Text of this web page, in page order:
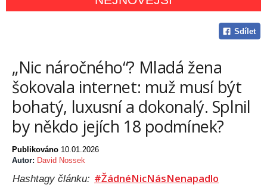
Sdílet
„Nic náročného“? Mladá žena
šokovala internet: muž musí být
bohatý, luxusní a dokonalý. Splnil
by někdo jejích 18 podmínek?
Publikováno 10.01.2026
Autor: David Nossek
Hashtagy článku: #ŽádnéNicNásNenapadlo